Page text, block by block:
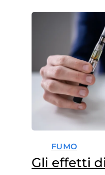
FUMO
Gli effetti